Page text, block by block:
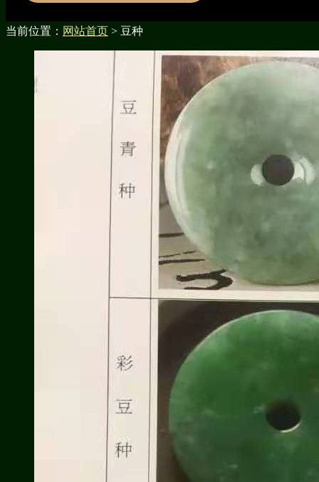
当前位置： 网站首页 > 豆种